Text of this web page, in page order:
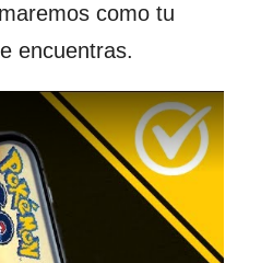
como tu
encuentras.